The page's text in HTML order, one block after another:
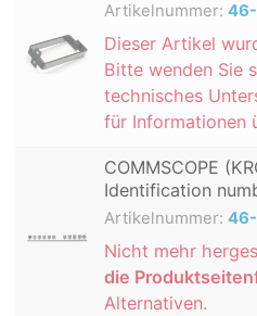
Artikelnummer: 46-
Dieser Artikel
Bitte wenden Sie
technisches
für Informationen
COMMSCOPE
Identification
Artikelnummer:
Nicht mehr
die Produktseiten
Alternativen.